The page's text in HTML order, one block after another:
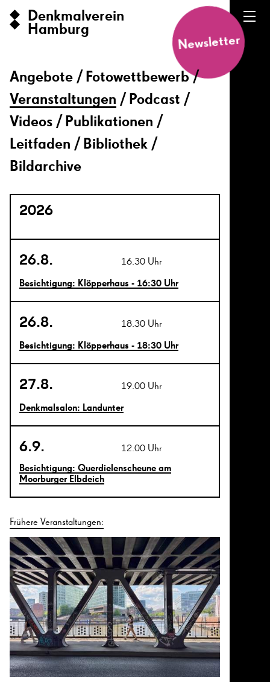
Denkmalverein
Hamburg
Newsletter
Angebote
Fotowettbewerb
Veranstaltungen
Podcast
Videos
Publikationen
Leitfaden
Bibliothek
Bildarchive
2026
26.8. 16.30 Uhr
Besichtigung: Klöpperhaus - 16:30 Uhr
26.8. 18.30 Uhr
Besichtigung: Klöpperhaus - 18:30 Uhr
27.8. 19.00 Uhr
Denkmalsalon: Landunter
6.9. 12.00 Uhr
Besichtigung: Querdielenscheune am
Moorburger Elbdeich
Frühere Veranstaltungen: